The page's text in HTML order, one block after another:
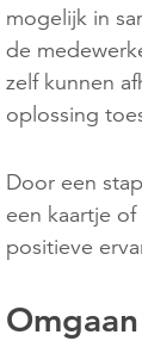
mogelijk in
de
zelf kunnen
oplossing
Door een
een kaartje
positieve